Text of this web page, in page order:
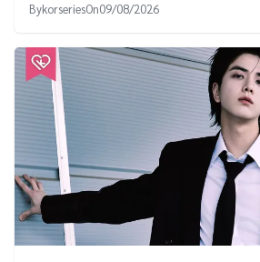
ยองฮุน THE BOYZ เซ็นสัญญาร่ว
Actors ต้นสังกัดเดียวกับพัคอึนบิน
BySVVEET KIMOn